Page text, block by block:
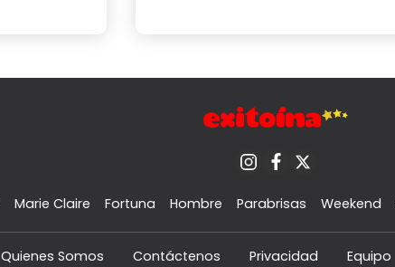
Marie Claire Fortuna Hombre Parabrisas Weekend
Quienes Somos Contáctenos Privacidad Equipo